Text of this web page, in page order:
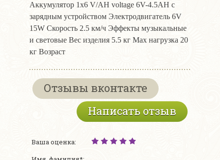
Аккумулятор 1х6 V/AH voltage 6V-4.5AH с
зарядным устройством Электродвигатель 6V
15W Скорость 2.5 км/ч Эффекты музыкальные
и световые Вес изделия 5.5 кг Мах нагрузка 20
кг Возраст
Отзывы вконтакте
Написать отзыв
Ваша оценка: